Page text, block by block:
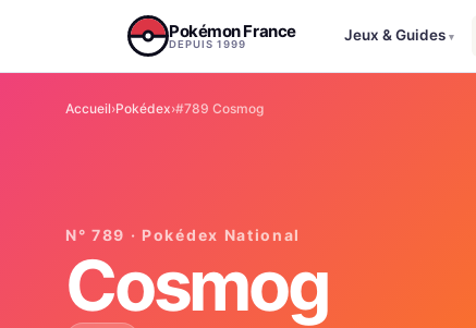
Pokémon France
DEPUIS 1999
Jeux & Guides ▾
Accueil›Pokédex›#789 Cosmog
N° 789 · Pokédex National
Cosmog